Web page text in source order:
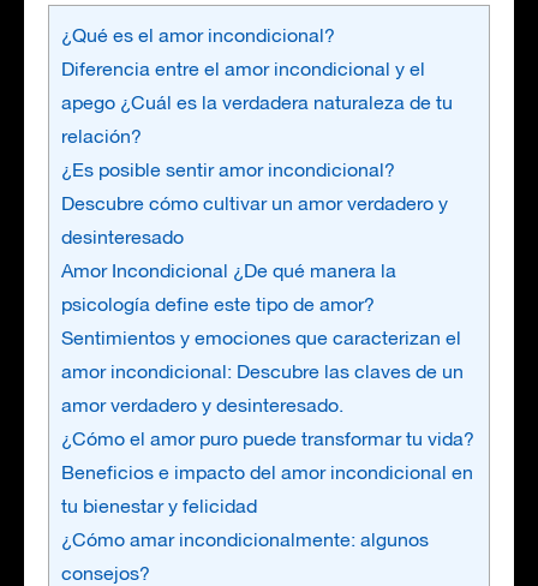
¿Qué es el amor incondicional?
Diferencia entre el amor incondicional y el
apego ¿Cuál es la verdadera naturaleza de tu
relación?
¿Es posible sentir amor incondicional?
Descubre cómo cultivar un amor verdadero y
desinteresado
Amor Incondicional ¿De qué manera la
psicología define este tipo de amor?
Sentimientos y emociones que caracterizan el
amor incondicional: Descubre las claves de un
amor verdadero y desinteresado.
¿Cómo el amor puro puede transformar tu vida?
Beneficios e impacto del amor incondicional en
tu bienestar y felicidad
¿Cómo amar incondicionalmente: algunos
consejos?